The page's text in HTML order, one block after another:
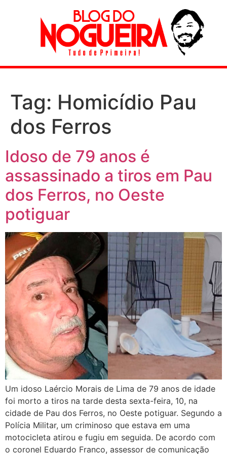
Tag: Homicídio Pau
dos Ferros
Idoso de 79 anos é
assassinado a tiros em Pau
dos Ferros, no Oeste
potiguar
Um idoso Laércio Morais de Lima de 79 anos de idade
foi morto a tiros na tarde desta sexta-feira, 10, na
cidade de Pau dos Ferros, no Oeste potiguar. Segundo a
Polícia Militar, um criminoso que estava em uma
motocicleta atirou e fugiu em seguida. De acordo com
o coronel Eduardo Franco, assessor de comunicação